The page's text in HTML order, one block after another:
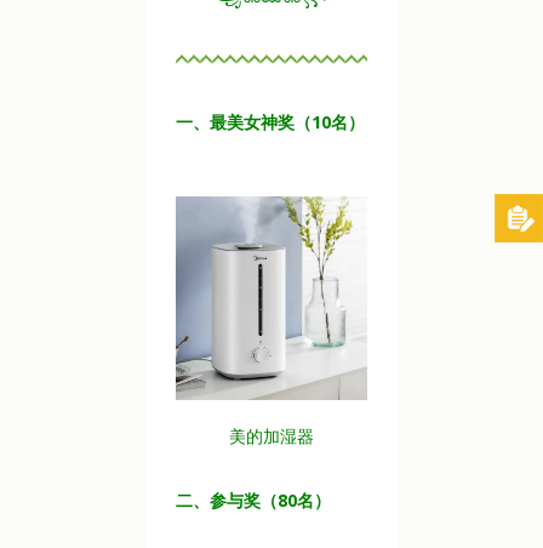
一、最美女神奖（10名）
美的加湿器
二、参与奖（80名）